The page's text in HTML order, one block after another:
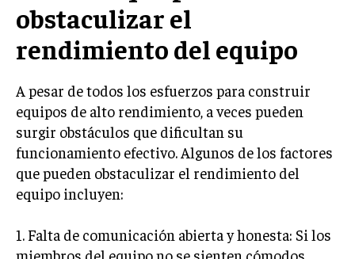
CALIDAD Y MEJORA CONTINUA
TALENTOS
TALENTO
COMPENSACIÓN Y BENEFICIOS
RECLUTAMIENTO Y SELECCIÓN
DESARROLLO DE PERSONAL
CULTURA Y CLIMA ORGANIZACIONAL
obstaculizar el
rendimiento del equipo
A pesar de todos los esfuerzos para construir
equipos de alto rendimiento, a veces pueden
surgir obstáculos que dificultan su
funcionamiento efectivo. Algunos de los factores
que pueden obstaculizar el rendimiento del
equipo incluyen:
1. Falta de comunicación abierta y honesta: Si los
miembros del equipo no se sienten cómodos